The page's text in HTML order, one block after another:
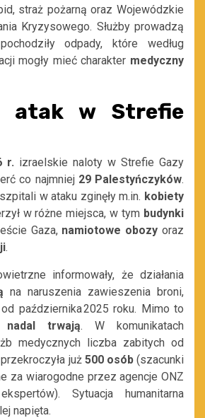
straż pożarną oraz Wojewódzkie
Kryzysowego. Służby prowadzą
odpady, które według
mogły mieć charakter medyczny
atak w Strefie
r. izraelskie naloty w Strefie Gazy
co najmniej 29 Palestyńczyków.
w ataku zginęły m.in. kobiety
w różne miejsca, w tym budynki
Gaza, namiotowe obozy oraz
.
informowały, że działania
na naruszenia zawieszenia broni,
października 2025 roku. Mimo to
nadal trwają. W komunikatach
medycznych liczba zabitych od
już 500 osób(szacunki
za wiarogodne przez agencje ONZ
Sytuacja humanitarna
napięta.